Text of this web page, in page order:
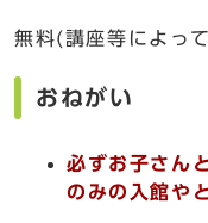
無料(講座等によっ
おねがい
必ずお子さん
のみの入館や